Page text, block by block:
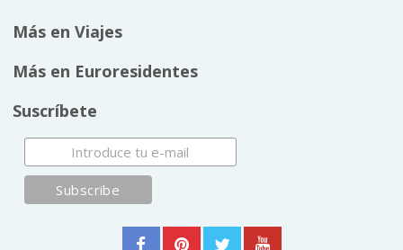
Más en Viajes
Más en Euroresidentes
Suscríbete